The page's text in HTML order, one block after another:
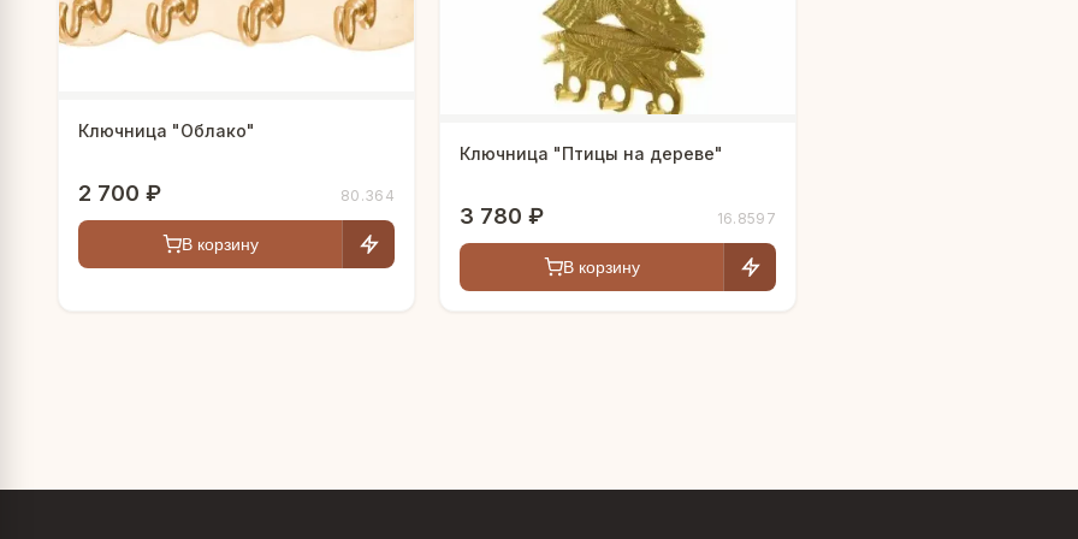
Ключница "Облако"
2 700 ₽ 80.364
В корзину
Ключница "Птицы на дереве"
3 780 ₽ 16.8597
В корзину